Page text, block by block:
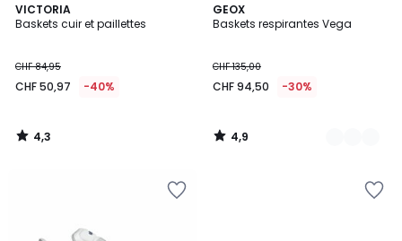
VICTORIA
Baskets cuir et paillettes
CHF 84,95
CHF 50,97 -40%
4,3
/ 5
4,3
/
GEOX
Baskets respirantes Vega
CHF 135,00
CHF 94,50 -30%
4,9
/ 5
2
Couleurs
4,9
/